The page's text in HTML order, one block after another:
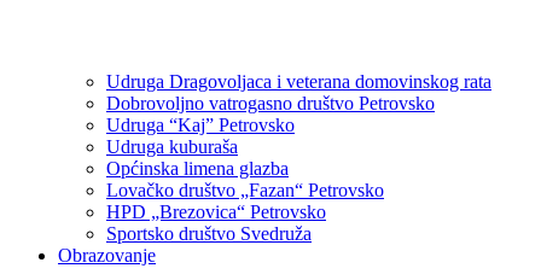
Udruga Dragovoljaca i veterana domovinskog rata
Dobrovoljno vatrogasno društvo Petrovsko
Udruga “Kaj” Petrovsko
Udruga kuburaša
Općinska limena glazba
Lovačko društvo „Fazan“ Petrovsko
HPD „Brezovica“ Petrovsko
Sportsko društvo Svedruža
Obrazovanje